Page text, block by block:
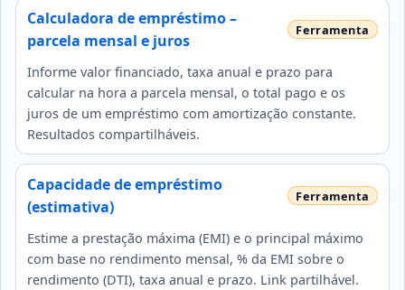
Calculadora de empréstimo –
parcela mensal e juros
Informe valor financiado, taxa anual e prazo para
calcular na hora a parcela mensal, o total pago e os
juros de um empréstimo com amortização constante.
Resultados compartilháveis.
Capacidade de empréstimo
(estimativa)
Estime a prestação máxima (EMI) e o principal máximo
com base no rendimento mensal, % da EMI sobre o
rendimento (DTI), taxa anual e prazo. Link partilhável.